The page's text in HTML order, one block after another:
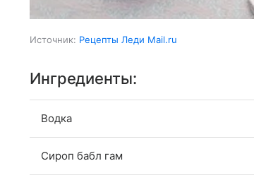
Источник: Рецепты Леди Mail.ru
Ингредиенты:
Водка
Сироп бабл гам